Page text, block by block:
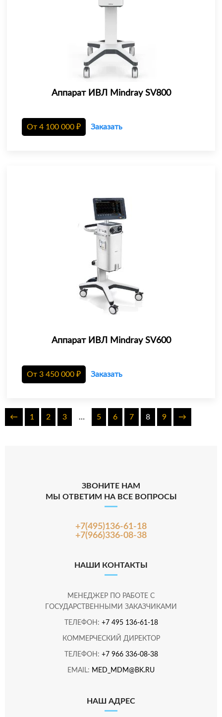
Аппарат ИВЛ Mindray SV800
От 4 100 000 ₽ Заказать
Аппарат ИВЛ Mindray SV600
От 3 450 000 ₽ Заказать
← 1 2 3 … 5 6 7 8 9 →
ЗВОНИТЕ НАМ
МЫ ОТВЕТИМ НА ВСЕ ВОПРОСЫ
+7(495)136-61-18
+7(966)336-08-38
НАШИ КОНТАКТЫ
МЕНЕДЖЕР ПО РАБОТЕ С
ГОСУДАРСТВЕННЫМИ ЗАКАЗЧИКАМИ
ТЕЛЕФОН: +7 495 136-61-18
КОММЕРЧЕСКИЙ ДИРЕКТОР
ТЕЛЕФОН: +7 966 336-08-38
EMAIL: MED_MDM@BK.RU
НАШ АДРЕС